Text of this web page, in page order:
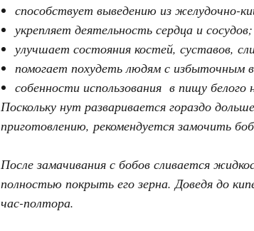
способствует выведению из желудочно-
укрепляет деятельность сердца и сосудов;
улучшает состояния костей, суставов,
помогает похудеть людям с избыточным
собенности использования в пищу белого
Поскольку нут разваривается гораздо
приготовлению, рекомендуется замочить
После замачивания с бобов сливается
полностью покрыть его зерна. Доведя до
час-полтора.